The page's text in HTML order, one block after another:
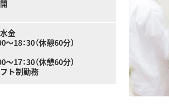
かりと学べる環境です。
期病院実習等、様々な研修制度があります。
教育、治験支援事業など多彩なキャリアに進む
現場ではお休みが取りやすい体制となって
も増えています。
てしやすい職場環境を目指しています。
金
～18：30（休憩60分）
～17：30（休憩60分）
ト制勤務